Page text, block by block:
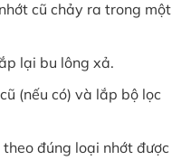
cũ chảy ra trong một
lại bu lông xả.
(nếu có) và lắp bộ lọc
đúng loại nhớt được